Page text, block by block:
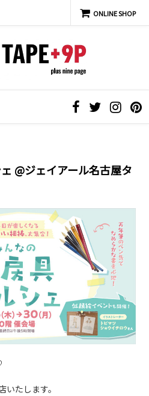
@ジェイアール名古屋タ
たします。